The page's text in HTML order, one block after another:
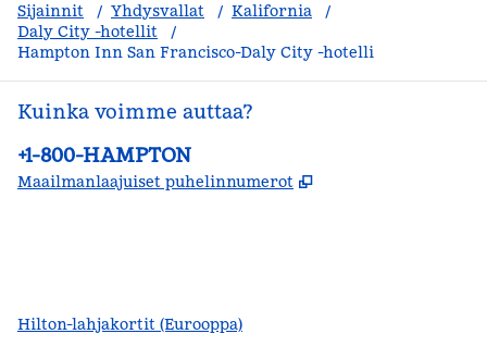
Sijainnit / Yhdysvallat / Kalifornia
/
Daly City -hotellit
/
Hampton Inn San Francisco-Daly City -hotelli
Kuinka voimme auttaa?
Puhelin:
+1-800-HAMPTON
Maailmanlaajuiset puhelinnumerot ,
Hilton-lahjakortit (Eurooppa)